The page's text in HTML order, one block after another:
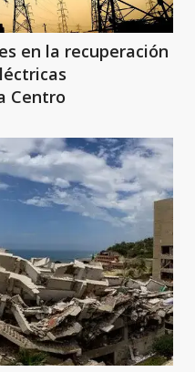
en la recuperación
Centro